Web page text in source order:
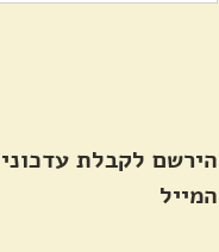
הירשם לקבלת
המייל